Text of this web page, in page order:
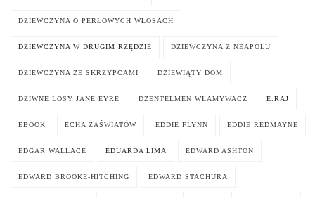
DZIEWCZYNA O PERŁOWYCH WŁOSACH
DZIEWCZYNA W DRUGIM RZĘDZIE DZIEWCZYNA Z NEAPOLU
DZIEWCZYNA ZE SKRZYPCAMI DZIEWIĄTY DOM
DZIWNE LOSY JANE EYRE DŻENTELMEN WŁAMYWACZ E.RAJ
EBOOK ECHA ZAŚWIATÓW EDDIE FLYNN EDDIE REDMAYNE
EDGAR WALLACE EDUARDA LIMA EDWARD ASHTON
EDWARD BROOKE-HITCHING EDWARD STACHURA